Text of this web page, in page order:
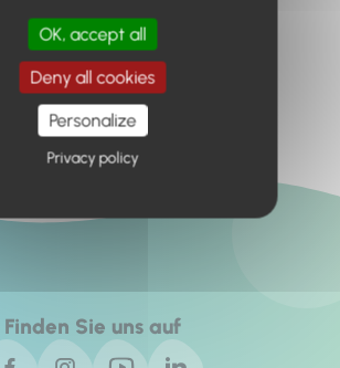
Retour à l'accueil
Finden Sie uns auf
OK, accept all
Deny all cookies
Personalize
Privacy policy